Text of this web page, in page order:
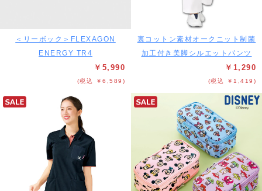
＜リーボック＞FLEXAGON
ENERGY TR4
￥5,990
(税込 ￥6,589)
裏コットン素材オークニット制菌
加工付き美脚シルエットパンツ
￥1,290
(税込 ￥1,419)